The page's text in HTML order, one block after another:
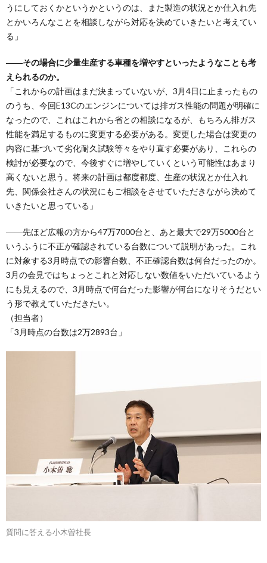
うにしておくかというかというのは、また製造の状況とか仕入れ先
とかいろんなことを相談しながら対応を決めていきたいと考えてい
る」
――その場合に少量生産する車種を増やすといったようなことも考
えられるのか。
「これからの計画はまだ決まっていないが、3月4日に止まったもの
のうち、今回E13Cのエンジンについては排ガス性能の問題が明確に
なったので、これはこれから省との相談になるが、もちろん排ガス
性能を満足するものに変更する必要がある。変更した場合は変更の
内容に基づいて劣化耐久試験等々をやり直す必要があり、これらの
検討が必要なので、今後すぐに増やしていくという可能性はあまり
高くないと思う。将来の計画は都度都度、生産の状況とか仕入れ
先、関係会社さんの状況にもご相談をさせていただきながら決めて
いきたいと思っている」
――先ほど広報の方から47万7000台と、あと最大で29万5000台と
いうふうに不正が確認されている台数について説明があった。これ
に対象する3月時点での影響台数、不正確認台数は何台だったのか。
3月の会見ではちょっとこれと対応しない数値をいただいているよう
にも見えるので、3月時点で何台だった影響が何台になりそうだとい
う形で教えていただきたい。
（担当者）
「3月時点の台数は2万2893台」
質問に答える小木曽社長